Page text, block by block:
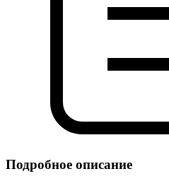
Подробное описание